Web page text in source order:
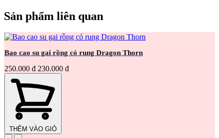
Sản phẩm liên quan
Bao cao su gai rồng có rung Dragon Thorn
250.000 đ 230.000 đ
THÊM VÀO GIỎ